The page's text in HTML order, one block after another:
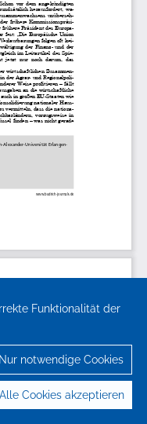
Funktionalität der
Nur notwendige Cookies
Alle Cookies akzeptieren